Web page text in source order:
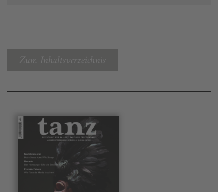
Zum Inhaltsverzeichnis